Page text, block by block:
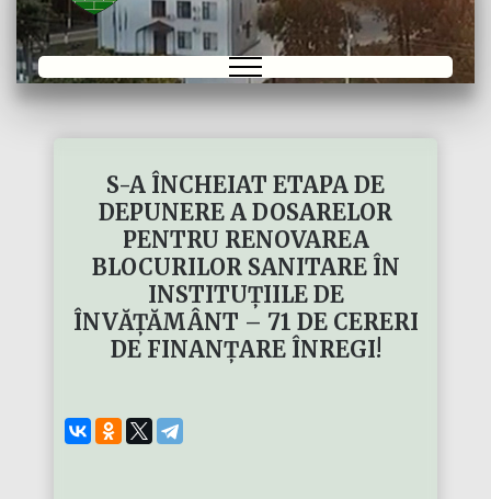
S-A ÎNCHEIAT ETAPA DE
DEPUNERE A DOSARELOR
PENTRU RENOVAREA
BLOCURILOR SANITARE ÎN
INSTITUȚIILE DE
ÎNVĂȚĂMÂNT – 71 DE CERERI
DE FINANȚARE ÎNREGI!